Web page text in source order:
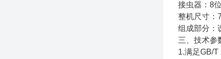
接虫器：8
整机尺寸：
组成部分：
三、技术参
1.满足GB/